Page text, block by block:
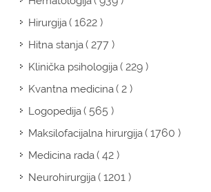
Hirurgija( 1622 )
Hitna stanja( 277 )
Klinička psihologija( 229 )
Kvantna medicina( 2 )
Logopedija( 565 )
Maksilofacijalna hirurgija( 1760 )
Medicina rada( 42 )
Neurohirurgija( 1201 )